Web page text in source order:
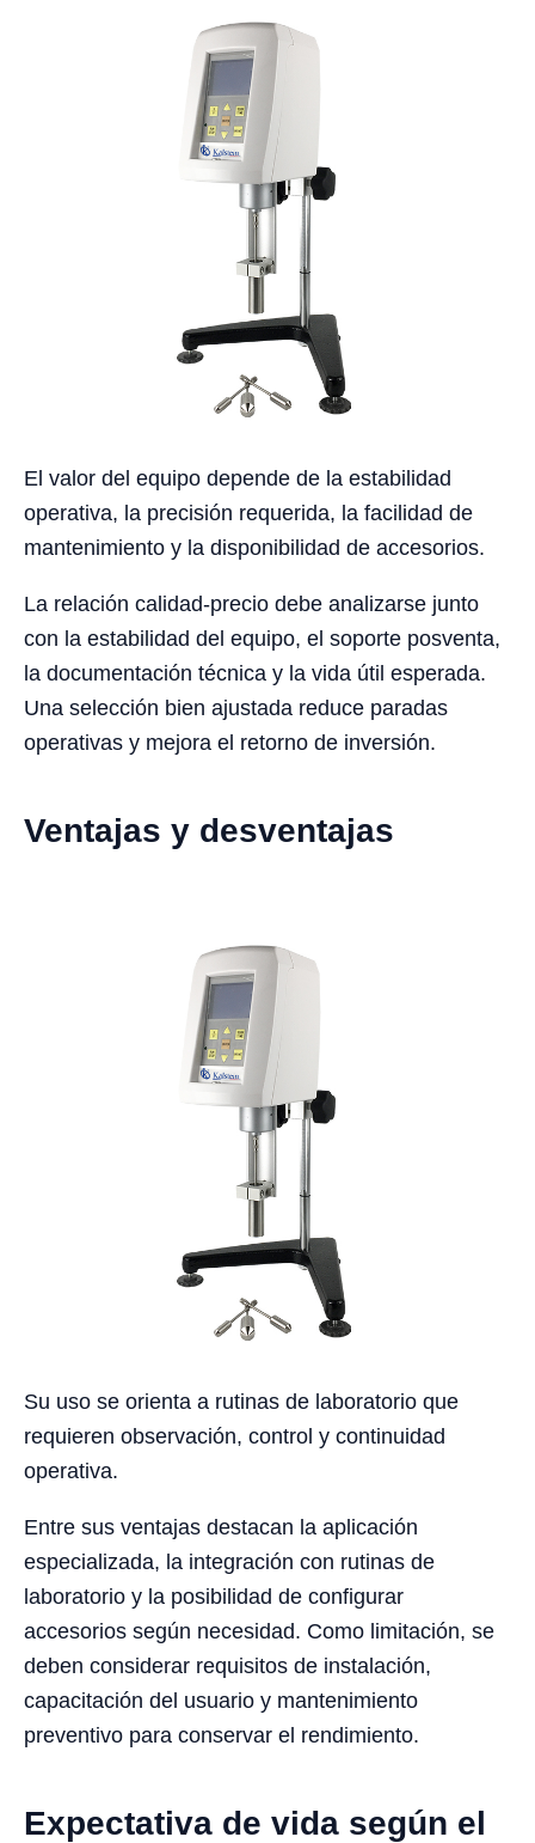
El valor del equipo depende de la estabilidad
operativa, la precisión requerida, la facilidad de
mantenimiento y la disponibilidad de accesorios.
La relación calidad-precio debe analizarse junto
con la estabilidad del equipo, el soporte posventa,
la documentación técnica y la vida útil esperada.
Una selección bien ajustada reduce paradas
operativas y mejora el retorno de inversión.
Ventajas y desventajas
Su uso se orienta a rutinas de laboratorio que
requieren observación, control y continuidad
operativa.
Entre sus ventajas destacan la aplicación
especializada, la integración con rutinas de
laboratorio y la posibilidad de configurar
accesorios según necesidad. Como limitación, se
deben considerar requisitos de instalación,
capacitación del usuario y mantenimiento
preventivo para conservar el rendimiento.
Expectativa de vida según el